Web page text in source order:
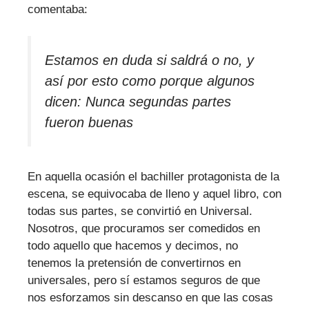
comentaba:
Estamos en duda si saldrá o no, y
así por esto como porque algunos
dicen: Nunca segundas partes
fueron buenas
En aquella ocasión el bachiller protagonista de la
escena, se equivocaba de lleno y aquel libro, con
todas sus partes, se convirtió en Universal.
Nosotros, que procuramos ser comedidos en
todo aquello que hacemos y decimos, no
tenemos la pretensión de convertirnos en
universales, pero sí estamos seguros de que
nos esforzamos sin descanso en que las cosas